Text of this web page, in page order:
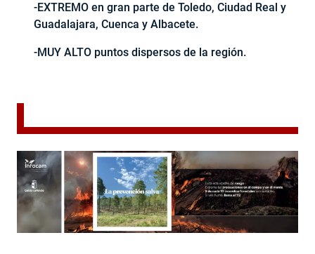
-EXTREMO en gran parte de Toledo, Ciudad Real y
Guadalajara, Cuenca y Albacete.
-MUY ALTO puntos dispersos de la región.